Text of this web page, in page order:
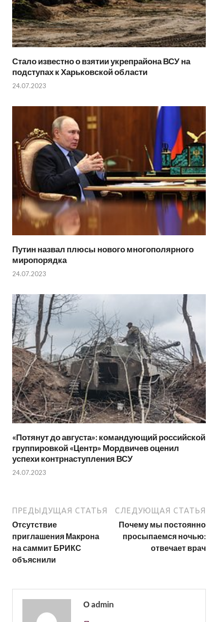
Стало известно о взятии укрепрайона ВСУ на
подступах к Харьковской области
24.07.2023
Путин назвал плюсы нового многополярного
миропорядка
24.07.2023
«Потянут до августа»: командующий российской
группировкой «Центр» Мордвичев оценил
успехи контрнаступления ВСУ
24.07.2023
ПРЕДЫДУЩАЯ СТАТЬЯ
Отсутствие
приглашения Макрона
на саммит БРИКС
объяснили
СЛЕДУЮЩАЯ СТАТЬЯ
Почему мы постоянно
просыпаемся ночью:
отвечает врач
О admin